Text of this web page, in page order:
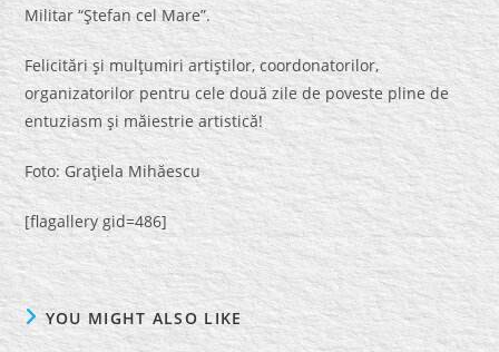
Militar “Ştefan cel Mare”.
Felicitări şi mulţumiri artiştilor, coordonatorilor,
organizatorilor pentru cele două zile de poveste pline de
entuziasm şi măiestrie artistică!
Foto: Graţiela Mihăescu
[flagallery gid=486]
YOU MIGHT ALSO LIKE